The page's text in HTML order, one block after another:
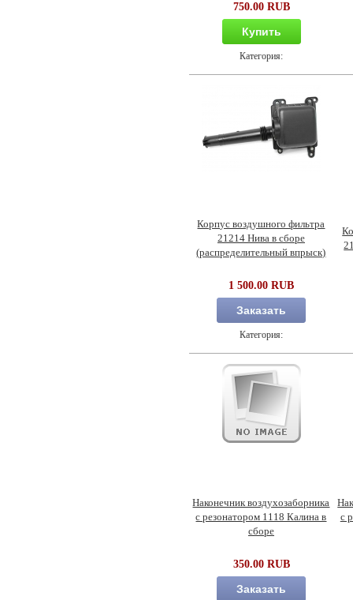
750.00 RUB
Купить
Категория:
Корпус воздушного фильтра
21214 Нива в сборе
(распределительный впрыск)
1 500.00 RUB
Заказать
Категория:
Наконечник воздухозаборника
с резонатором 1118 Калина в
сборе
350.00 RUB
Заказать
с